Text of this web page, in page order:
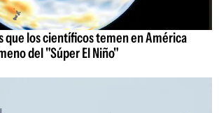
que los científicos temen en América
del "Súper El Niño"